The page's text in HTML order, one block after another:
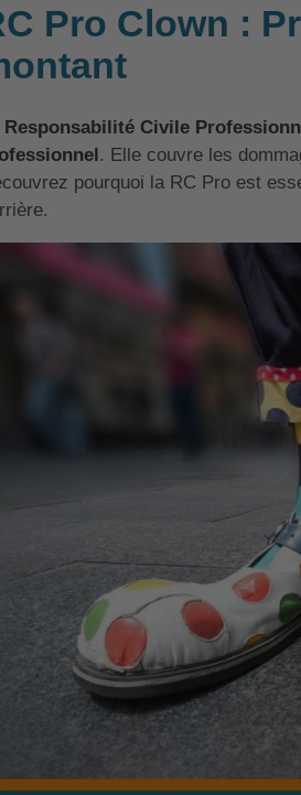
Pro Clown :
Responsabilité Civile
. Elle couvre les
pourquoi la RC Pro est